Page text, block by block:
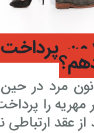
مرد در
مهریه را
از عقد ارتباطی